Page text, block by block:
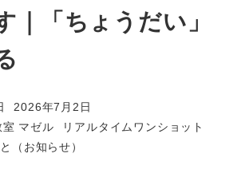
｜「ちょうだい」
更新日
2026年7月2日
室 マゼル カテゴリー
リアルタイムワンショット
（お知らせ）